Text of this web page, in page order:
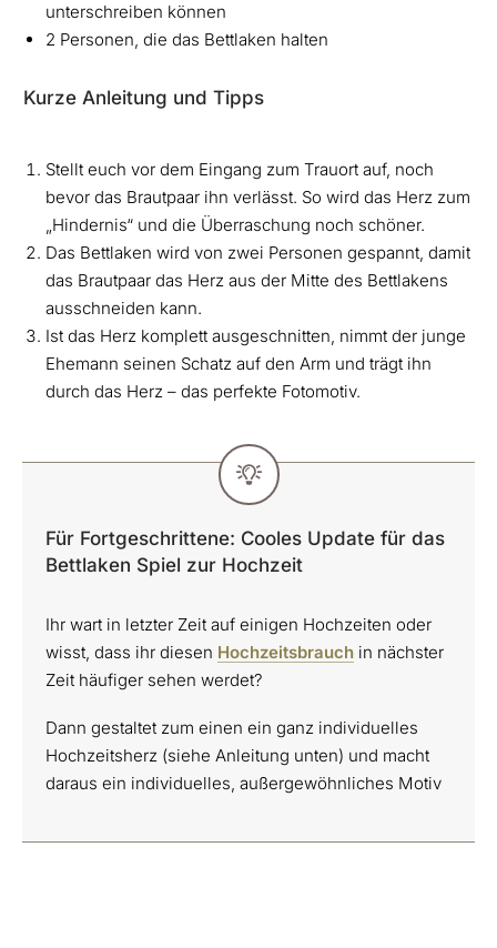
unterschreiben können
2 Personen, die das Bettlaken halten
Kurze Anleitung und Tipps
Stellt euch vor dem Eingang zum Trauort auf, noch
bevor das Brautpaar ihn verlässt. So wird das Herz zum
„Hindernis“ und die Überraschung noch schöner.
Das Bettlaken wird von zwei Personen gespannt, damit
das Brautpaar das Herz aus der Mitte des Bettlakens
ausschneiden kann.
Ist das Herz komplett ausgeschnitten, nimmt der junge
Ehemann seinen Schatz auf den Arm und trägt ihn
durch das Herz – das perfekte Fotomotiv.
Für Fortgeschrittene: Cooles Update für das
Bettlaken Spiel zur Hochzeit
Ihr wart in letzter Zeit auf einigen Hochzeiten oder
wisst, dass ihr diesen Hochzeitsbrauch in nächster
Zeit häufiger sehen werdet?
Dann gestaltet zum einen ein ganz individuelles
Hochzeitsherz (siehe Anleitung unten) und macht
daraus ein individuelles, außergewöhnliches Motiv